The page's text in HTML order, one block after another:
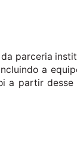
parceria
a
a partir